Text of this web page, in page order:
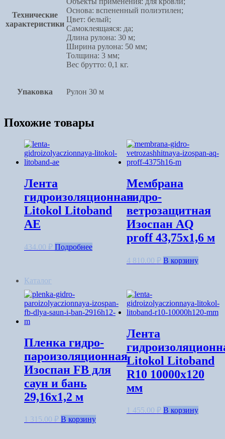
Технические
характеристики
Основа: вспененный полиэтилен;
Цвет: белый;
Самоклеящаяся: да;
Длина рулона: 30 м;
Ширина рулона: 50 мм;
Толщина: 3 мм;
Вес брутто: 0,1 кг.
Упаковка Рулон 30 м
Похожие товары
Лента
гидроизоляционная
Litokol Litoband
AE
434.00 ₽ Подробнее
Мембрана
гидро-
ветрозащитная
Изоспан AQ
proff 43,75х1,6 м
4 810.00 ₽ В корзину
Пленка гидро-
пароизоляционная
Изоспан FB для
саун и бань
29,16х1,2 м
1 315.00 ₽ В корзину
Лента
Litokol Litoband
R10 10000х120
мм
1 455.00 ₽ В корзину
Каталог